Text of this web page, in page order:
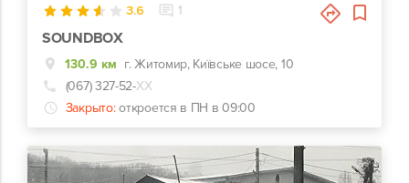
3.6 1
SOUNDBOX
130.9 км г. Житомир, Київське шосе, 10
(067) 327-52-ХХ
Закрыто: откроется в ПН в 09:00